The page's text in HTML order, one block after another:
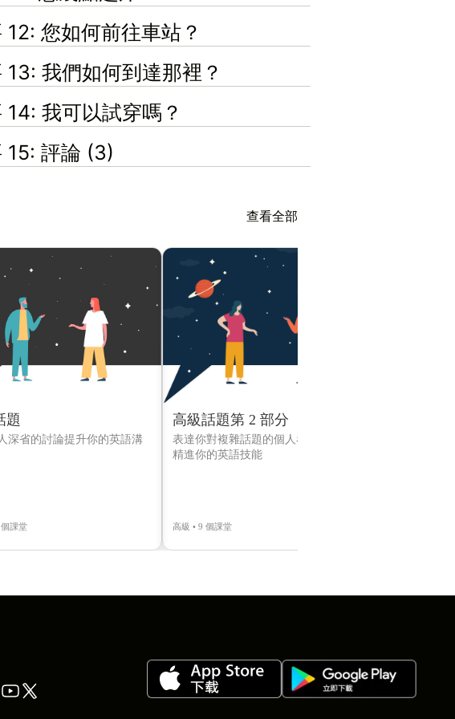
12: 您如何前往車站？
13: 我們如何到達那裡？
14: 我可以試穿嗎？
15: 評論 (3)
查看全部
題
深省的討論提升你的英語溝
個課堂
高級話題第 2 部分
表達你對複雜話題的個人看法，同時
精進你的英語技能
高級 • 9 個課堂